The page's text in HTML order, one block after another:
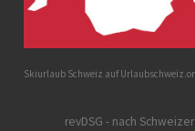
Skiurlaub Schweiz auf
revDSG - nach